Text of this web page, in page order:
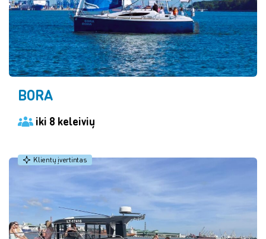
BORA
iki 8 keleivių
Klientų įvertintas